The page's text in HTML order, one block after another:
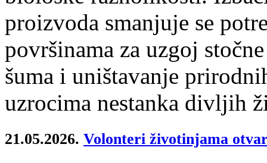
proizvoda smanjuje se
površinama za uzgoj
šuma i uništavanje
uzrocima nestanka divljih
21.05.2026. Volonteri životinjama